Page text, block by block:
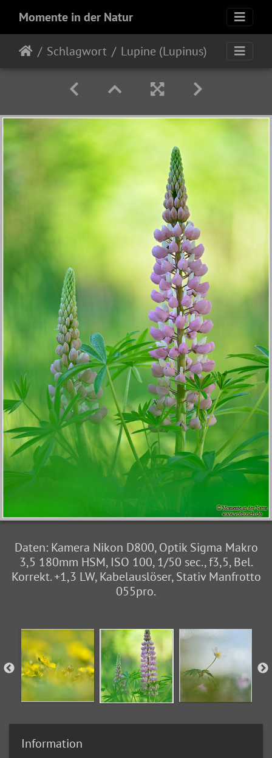
Momente in der Natur
Schlagwort Lupine (Lupinus)
Daten: Kamera Nikon D800, Optik Sigma Makro
3,5 180mm HSM, ISO 100, 1/50 sec., f3,5, Bel.
Korrekt. +1,3 LW, Kabelauslöser, Stativ Manfrotto
055pro.
Information